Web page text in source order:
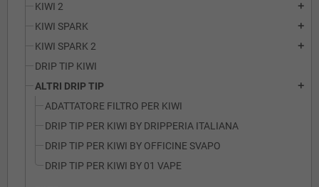
KIWI 2 add
KIWI SPARK add
KIWI SPARK 2 add
DRIP TIP KIWI
ALTRI DRIP TIP
add
ADATTATORE FILTRO PER KIWI
DRIP TIP PER KIWI BY DRIPPERIA ITALIANA
DRIP TIP PER KIWI BY OFFICINE SVAPO
DRIP TIP PER KIWI BY 01 VAPE